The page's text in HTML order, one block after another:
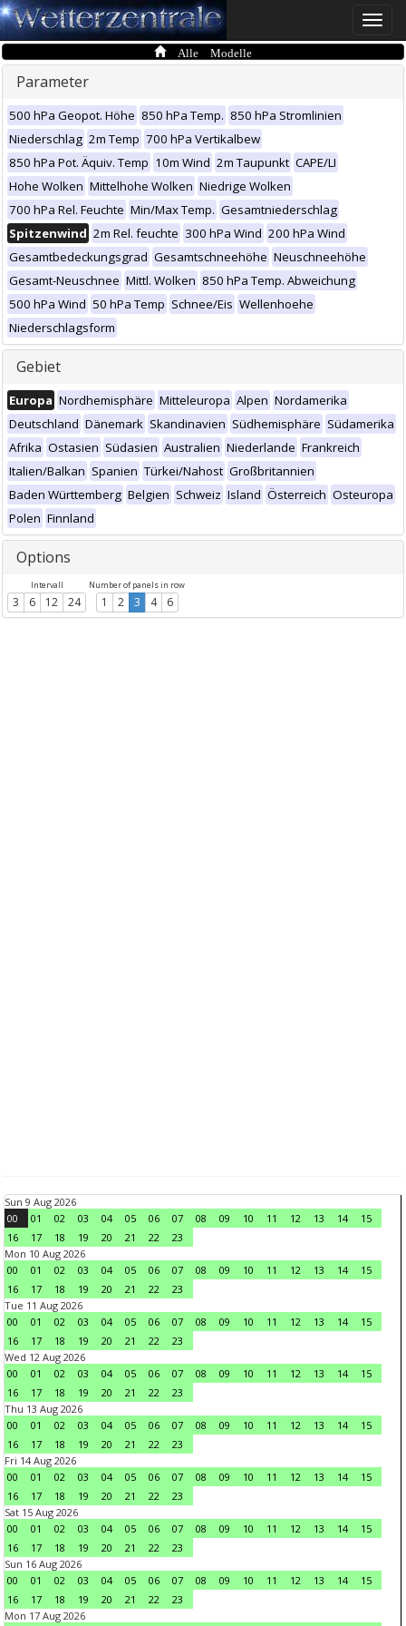
Toggle
Alle Modelle
Parameter
500 hPa Geopot. Höhe 850 hPa Temp. 850 hPa Stromlinien
Niederschlag 2m Temp 700 hPa Vertikalbew
850 hPa Pot. Äquiv. Temp 10m Wind 2m Taupunkt CAPE/LI
Hohe Wolken Mittelhohe Wolken Niedrige Wolken
700 hPa Rel. Feuchte Min/Max Temp. Gesamtniederschlag
Spitzenwind 2m Rel. feuchte 300 hPa Wind 200 hPa Wind
Gesamtbedeckungsgrad Gesamtschneehöhe Neuschneehöhe
Gesamt-Neuschnee Mittl. Wolken 850 hPa Temp. Abweichung
500 hPa Wind 50 hPa Temp Schnee/Eis Wellenhoehe
Niederschlagsform
Gebiet
Europa Nordhemisphäre Mitteleuropa Alpen Nordamerika
Deutschland Dänemark Skandinavien Südhemisphäre Südamerika
Afrika Ostasien Südasien Australien Niederlande Frankreich
Italien/Balkan Spanien Türkei/Nahost Großbritannien
Baden Württemberg Belgien Schweiz Island Österreich Osteuropa
Polen Finnland
Options
Intervall
3 6 12 24
Number of panels in row
1 2 3 4 6
Sun 9 Aug 2026
00
01 02 03 04 05 06 07 08 09 10 11 12 13 14
15
16
17 18 19 20 21 22
23
Mon 10 Aug 2026
00
01 02 03 04 05 06 07 08 09 10 11 12 13 14
15
16
17 18 19 20 21 22
23
Tue 11 Aug 2026
00
01 02 03 04 05 06 07 08 09 10 11 12 13 14
15
16
17 18 19 20 21 22
23
Wed 12 Aug 2026
00
01 02 03 04 05 06 07 08 09 10 11 12 13 14
15
16
17 18 19 20 21 22
23
Thu 13 Aug 2026
00
01 02 03 04 05 06 07 08 09 10 11 12 13 14
15
16
17 18 19 20 21 22
23
Fri 14 Aug 2026
00
01 02 03 04 05 06 07 08 09 10 11 12 13 14
15
16
17 18 19 20 21 22
23
Sat 15 Aug 2026
00
01 02 03 04 05 06 07 08 09 10 11 12 13 14
15
16
17 18 19 20 21 22
23
Sun 16 Aug 2026
00
01 02 03 04 05 06 07 08 09 10 11 12 13 14
15
16
17 18 19 20 21 22
23
Mon 17 Aug 2026